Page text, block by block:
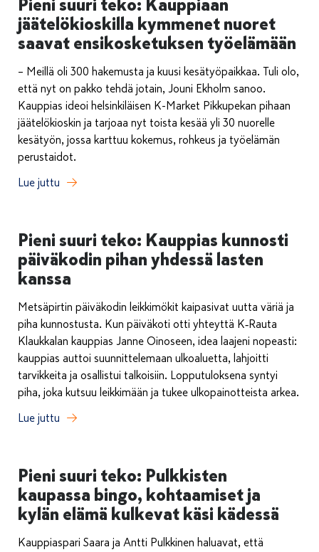
Pieni suuri teko: Kauppiaan
jäätelökioskilla kymmenet nuoret
saavat ensikosketuksen työelämään
– Meillä oli 300 hakemusta ja kuusi kesätyöpaikkaa. Tuli olo,
että nyt on pakko tehdä jotain, Jouni Ekholm sanoo.
Kauppias ideoi helsinkiläisen K-Market Pikkupekan pihaan
jäätelökioskin ja tarjoaa nyt toista kesää yli 30 nuorelle
kesätyön, jossa karttuu kokemus, rohkeus ja työelämän
perustaidot.
Lue juttu
Pieni suuri teko: Kauppias kunnosti
päiväkodin pihan yhdessä lasten
kanssa
Metsäpirtin päiväkodin leikkimökit kaipasivat uutta väriä ja
piha kunnostusta. Kun päiväkoti otti yhteyttä K‑Rauta
Klaukkalan kauppias Janne Oinoseen, idea laajeni nopeasti:
kauppias auttoi suunnittelemaan ulkoaluetta, lahjoitti
tarvikkeita ja osallistui talkoisiin. Lopputuloksena syntyi
piha, joka kutsuu leikkimään ja tukee ulkopainotteista arkea.
Lue juttu
Pieni suuri teko: Pulkkisten
kaupassa bingo, kohtaamiset ja
kylän elämä kulkevat käsi kädessä
Kauppiaspari Saara ja Antti Pulkkinen haluavat, että